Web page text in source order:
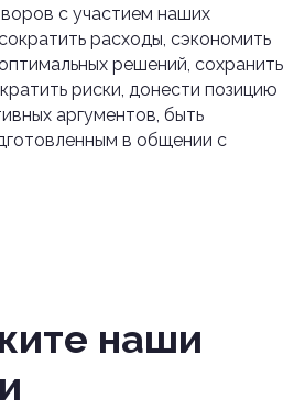
с участием наших
расходы, сэкономить
решений, сохранить
риски, донести позицию
аргументов, быть
в общении с
наши